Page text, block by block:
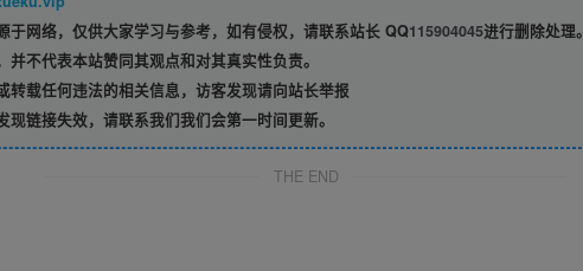
于网络，仅供大家学习与参考，如有侵权，请联系站长 QQ115904045进行删除处理。
不代表本站赞同其观点和对其真实性负责。
转载任何违法的相关信息，访客发现请向站长举报
链接失效，请联系我们我们会第一时间更新。
THE END